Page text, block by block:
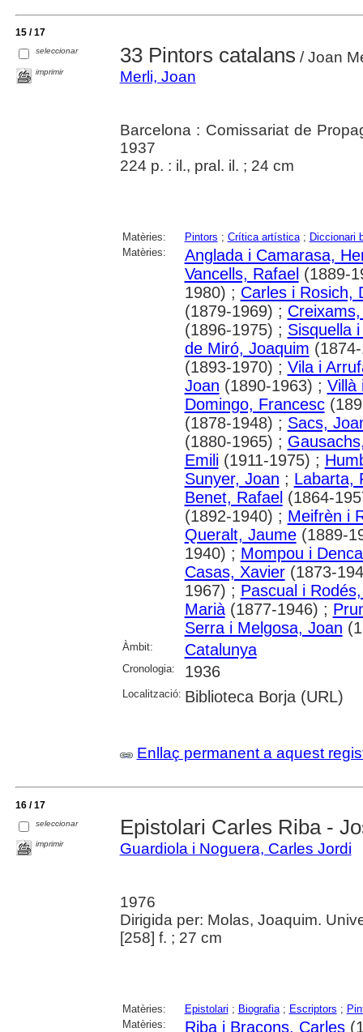
15 / 17
seleccionar
imprimir
33 Pintors catalans / Joan
Merli, Joan
Barcelona : Comissariat de
1937
224 p. : il., pral. il. ; 24 cm
Matèries: Pintors ; Crítica artística; Diccionari
Matèries:
Anglada i Camarasa,
Vancells, Rafael(1889-
1980) ; Carles i Rosich,
(1879-1969) ;
(1896-1975) ; Sisquella
de Miró, Joaquim
(1893-1970) ; Vila i
Joan (1890-1963) ; Villà
Domingo, Francesc
(1878-1948) ; Sacs,
(1880-1965) ;
Emili(1911-1975) ;
Sunyer, Joan ; Labarta,
Benet, Rafael(1864-
(1892-1940) ; Meifrèn i
Queralt, Jaume(1889-
1940) ; Mompou i
Casas, Xavier(1873-
1967) ; Pascual i
Marià(1877-1946) ;
Serra i Melgosa, Joan
Àmbit: Catalunya
Cronologia: 1936
Localització: Biblioteca Borja (URL)
Enllaç permanent a aquest
16 / 17
seleccionar
imprimir
Epistolari Carles Riba -
Guardiola i Noguera, Carles Jordi
1976
Dirigida per: Molas, Joaquim.
[258] f. ; 27 cm
Matèries: Epistolari ; Biografia; Escriptors ;
Matèries:
Riba i Bracons, Carles